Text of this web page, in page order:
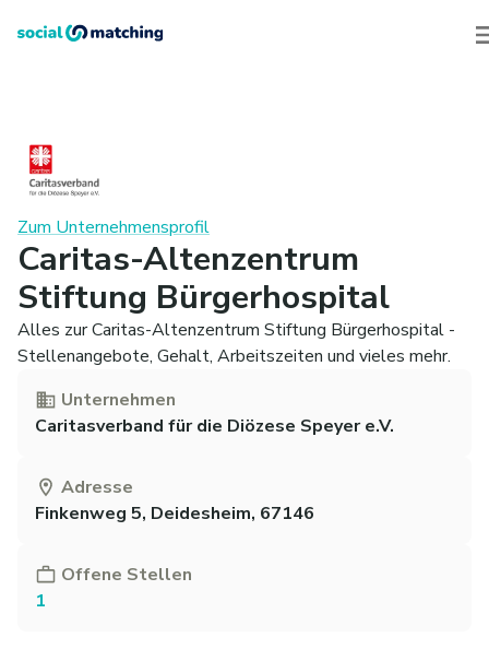
Zum Unternehmensprofil
Caritas-Altenzentrum
Stiftung Bürgerhospital
Alles zur Caritas-Altenzentrum Stiftung Bürgerhospital -
Stellenangebote, Gehalt, Arbeitszeiten und vieles mehr.
Unternehmen
Caritasverband für die Diözese Speyer e.V.
Adresse
Finkenweg 5, Deidesheim, 67146
Offene Stellen
1